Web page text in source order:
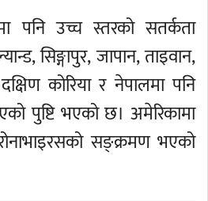
पनि उच्च स्तरको सतर्कता
सिङ्गापुर, जापान, ताइवान,
कोरिया र नेपालमा पनि
पुष्टि भएको छ। अमेरिकामा
सङ्क्रमण भएको